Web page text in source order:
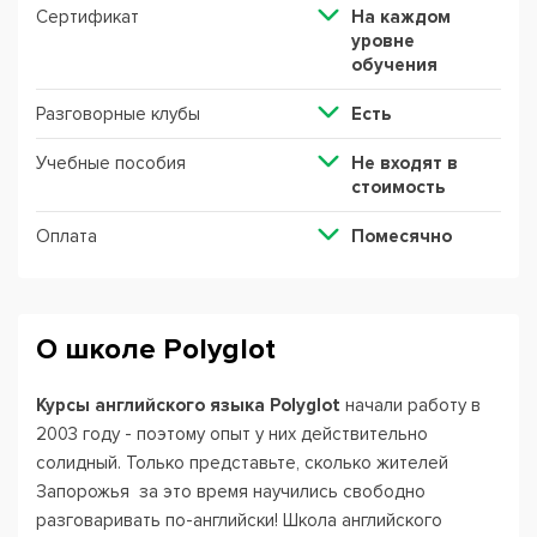
Сертификат
На каждом
уровне
обучения
Разговорные клубы Есть
Учебные пособия
Не входят в
стоимость
Оплата Помесячно
О школе Polyglot
Курсы английского языка Polyglot начали работу в
2003 году - поэтому опыт у них действительно
солидный. Только представьте, сколько жителей
Запорожья за это время научились свободно
разговаривать по-английски! Школа английского